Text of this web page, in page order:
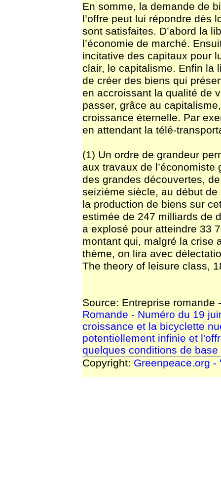
En somme, la demande de
l’offre peut lui répondre dès
sont satisfaites. D’abord la
l’économie de marché.
incitative des capitaux pour
clair, le capitalisme. Enfin la
de créer des biens qui
en accroissant la qualité de
passer, grâce au
croissance éternelle. Par
en attendant la télé-
(1) Un ordre de grandeur
aux travaux de l’économiste
des grandes découvertes,
seizième siècle, au début
la production de biens sur
estimée de 247 milliards de
a explosé pour atteindre 33
montant qui, malgré la crise
thème, on lira avec
The theory of leisure class,
Source: Entreprise
Romande - Numéro du 19
croissance et la bicyclette
potentiellement infinie et
quelques conditions de
Copyright: Greenpeace.org -